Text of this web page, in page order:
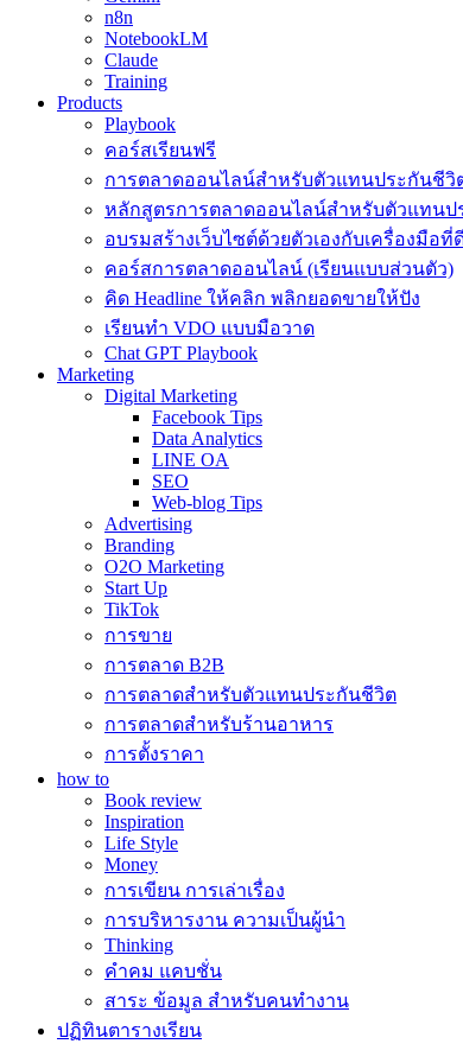
n8n
NotebookLM
Claude
Training
Products
Playbook
คอร์สเรียนฟรี
การตลาดออนไลน์สำหรับตัวแทนประกันชีวิ
หลักสูตรการตลาดออนไลน์สำหรับตัวแทนป
อบรมสร้างเว็บไซต์ด้วยตัวเองกับเครื่องมือที่ดี
คอร์สการตลาดออนไลน์ (เรียนแบบส่วนตัว)
คิด Headline ให้คลิก พลิกยอดขายให้ปัง
เรียนทำ VDO แบบมือวาด
Chat GPT Playbook
Marketing
Digital Marketing
Facebook Tips
Data Analytics
LINE OA
SEO
Web-blog Tips
Advertising
Branding
O2O Marketing
Start Up
TikTok
การขาย
การตลาด B2B
การตลาดสำหรับตัวแทนประกันชีวิต
การตลาดสำหรับร้านอาหาร
การตั้งราคา
how to
Book review
Inspiration
Life Style
Money
การเขียน การเล่าเรื่อง
การบริหารงาน ความเป็นผู้นำ
Thinking
คำคม แคบชั่น
สาระ ข้อมูล สำหรับคนทำงาน
ปฏิทินตารางเรียน